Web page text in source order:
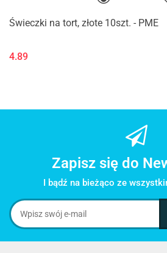
Świeczki na tort, złote 10szt. - PME
4.89
Zapisz się do
I bądź na bieżąco ze